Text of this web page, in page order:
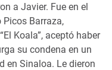
a Javier. Fue en el
Picos Barraza,
Koala”, aceptó haber
su condena en un
en Sinaloa. Le dieron